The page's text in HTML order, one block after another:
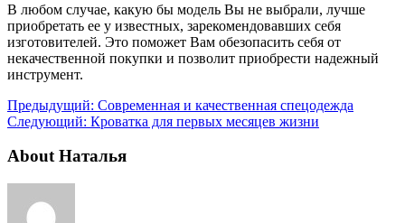
В любом случае, какую бы модель Вы не выбрали, лучше
приобретать ее у известных, зарекомендовавших себя
изготовителей. Это поможет Вам обезопасить себя от
некачественной покупки и позволит приобрести надежный
инструмент.
Предыдущий: Современная и качественная спецодежда
Следующий: Кроватка для первых месяцев жизни
About Наталья